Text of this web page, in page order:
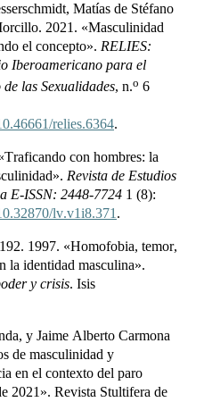
, Matías de Stéfano
2021. «Masculinidad
el concepto». RELIES:
Iberoamericano para el
las Sexualidades, n.o 6
relies.6364.
con hombres: la
Revista de Estudios
E-ISSN: 2448-7724 1 (8):
lv.v1i8.371.
1997. «Homofobia, temor,
la identidad masculina».
y crisis. Isis
y Jaime Alberto Carmona
de masculinidad y
en el contexto del paro
2021». Revista Stultifera de